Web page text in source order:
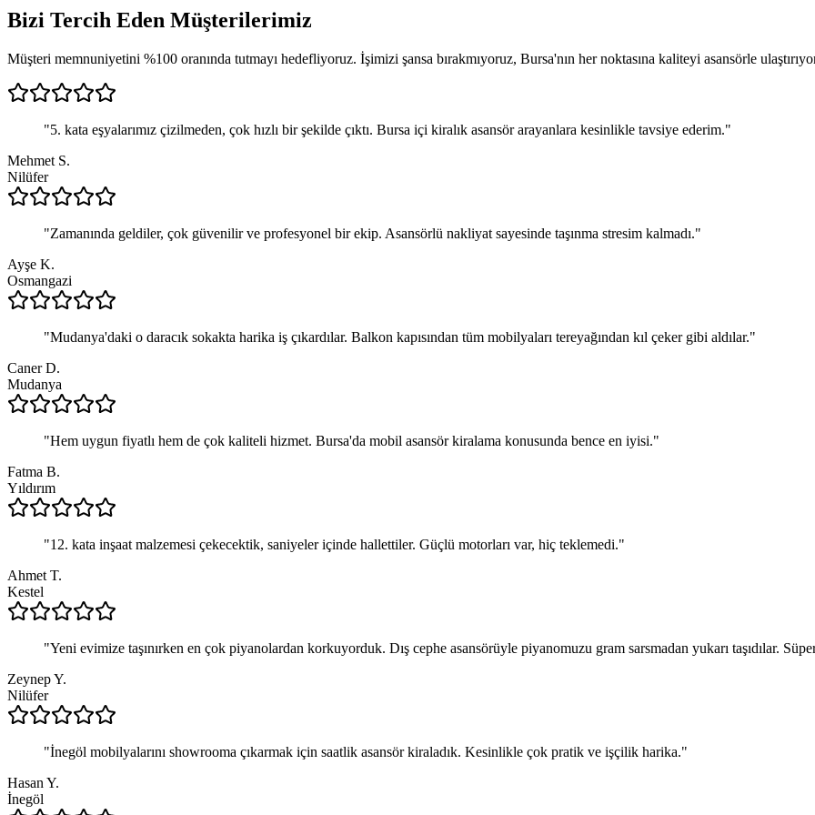
Bizi Tercih Eden Müşterilerimiz
Müşteri memnuniyetini %100 oranında tutmayı hedefliyoruz. İşimizi şansa bırakmıyoruz, Bursa'nın her noktasına kaliteyi asansörle
"5. kata eşyalarımız çizilmeden, çok hızlı bir şekilde çıktı. Bursa içi kiralık asansör arayanlara kesinlikle tavsiye ederim."
Mehmet S.
Nilüfer
"Zamanında geldiler, çok güvenilir ve profesyonel bir ekip. Asansörlü nakliyat sayesinde taşınma stresim kalmadı."
Ayşe K.
Osmangazi
"Mudanya'daki o daracık sokakta harika iş çıkardılar. Balkon kapısından tüm mobilyaları tereyağından kıl çeker gibi aldılar."
Caner D.
Mudanya
"Hem uygun fiyatlı hem de çok kaliteli hizmet. Bursa'da mobil asansör kiralama konusunda bence en iyisi."
Fatma B.
Yıldırım
"12. kata inşaat malzemesi çekecektik, saniyeler içinde hallettiler. Güçlü motorları var, hiç teklemedi."
Ahmet T.
Kestel
"Yeni evimize taşınırken en çok piyanolardan korkuyorduk. Dış cephe asansörüyle piyanomuzu gram sarsmadan yukarı taşıdılar.
Zeynep Y.
Nilüfer
"İnegöl mobilyalarını showrooma çıkarmak için saatlik asansör kiraladık. Kesinlikle çok pratik ve işçilik harika."
Hasan Y.
İnegöl